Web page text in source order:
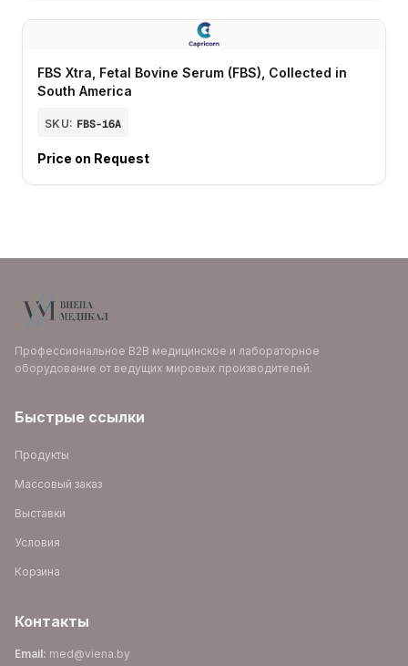
FBS Xtra, Fetal Bovine Serum (FBS), Collected in
South America
SKU: FBS-16A
Price on Request
Профессиональное B2B медицинское и лабораторное
оборудование от ведущих мировых производителей.
Быстрые ссылки
Продукты
Массовый заказ
Выставки
Условия
Корзина
Контакты
Email: med@viena.by